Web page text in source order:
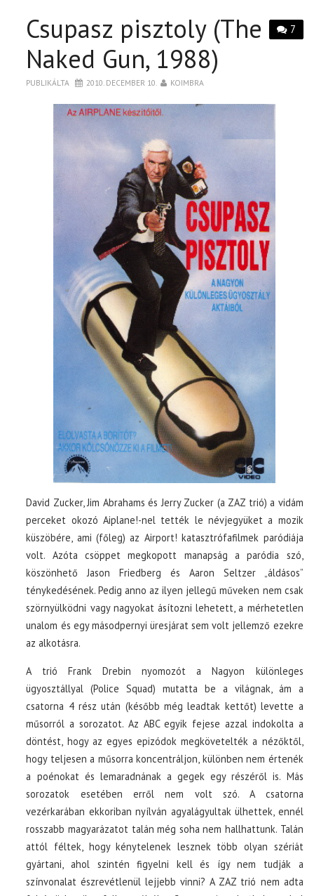
7
Csupasz pisztoly (The
Naked Gun, 1988)
PUBLIKÁLTA 2010. DECEMBER 10. KOIMBRA
David Zucker, Jim Abrahams és Jerry Zucker (a ZAZ trió) a vidám
perceket okozó Aiplane!-nel tették le névjegyüket a mozik
küszöbére, ami (főleg) az Airport! katasztrófafilmek paródiája
volt. Azóta csöppet megkopott manapság a paródia szó,
köszönhető Jason Friedberg és Aaron Seltzer „áldásos”
ténykedésének. Pedig anno az ilyen jellegű műveken nem csak
szörnyülködni vagy nagyokat ásítozni lehetett, a mérhetetlen
unalom és egy másodpernyi üresjárat sem volt jellemző ezekre
az alkotásra.
A trió Frank Drebin nyomozót a Nagyon különleges
ügyosztállyal (Police Squad) mutatta be a világnak, ám a
csatorna 4 rész után (később még leadtak kettőt) levette a
műsorról a sorozatot. Az ABC egyik fejese azzal indokolta a
döntést, hogy az egyes epizódok megkövetelték a nézőktől,
hogy teljesen a műsorra koncentráljon, különben nem értenék
a poénokat és lemaradnának a gegek egy részéről is. Más
sorozatok esetében erről nem volt szó. A csatorna
vezérkarában ekkoriban nyílván agyalágyultak ülhettek, ennél
rosszabb magyarázatot talán még soha nem hallhattunk. Talán
attól féltek, hogy kénytelenek lesznek több olyan szériát
gyártani, ahol szintén figyelni kell és így nem tudják a
színvonalat észrevétlenül lejjebb vinni? A ZAZ trió nem adta